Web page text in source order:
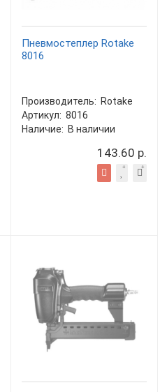
Пневмостеплер Rotake
8016
Производитель: Rotake
Артикул: 8016
Наличие: В наличии
143.60 р.